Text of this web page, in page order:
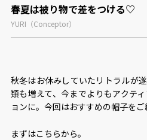
春夏は被り物で差をつける♡
YURI（Conceptor）
秋冬はお休みしていたリトラルが
類も増えて、今までよりもアクテ
ョンに。今回はおすすめの帽子をご
まずはこちらから。